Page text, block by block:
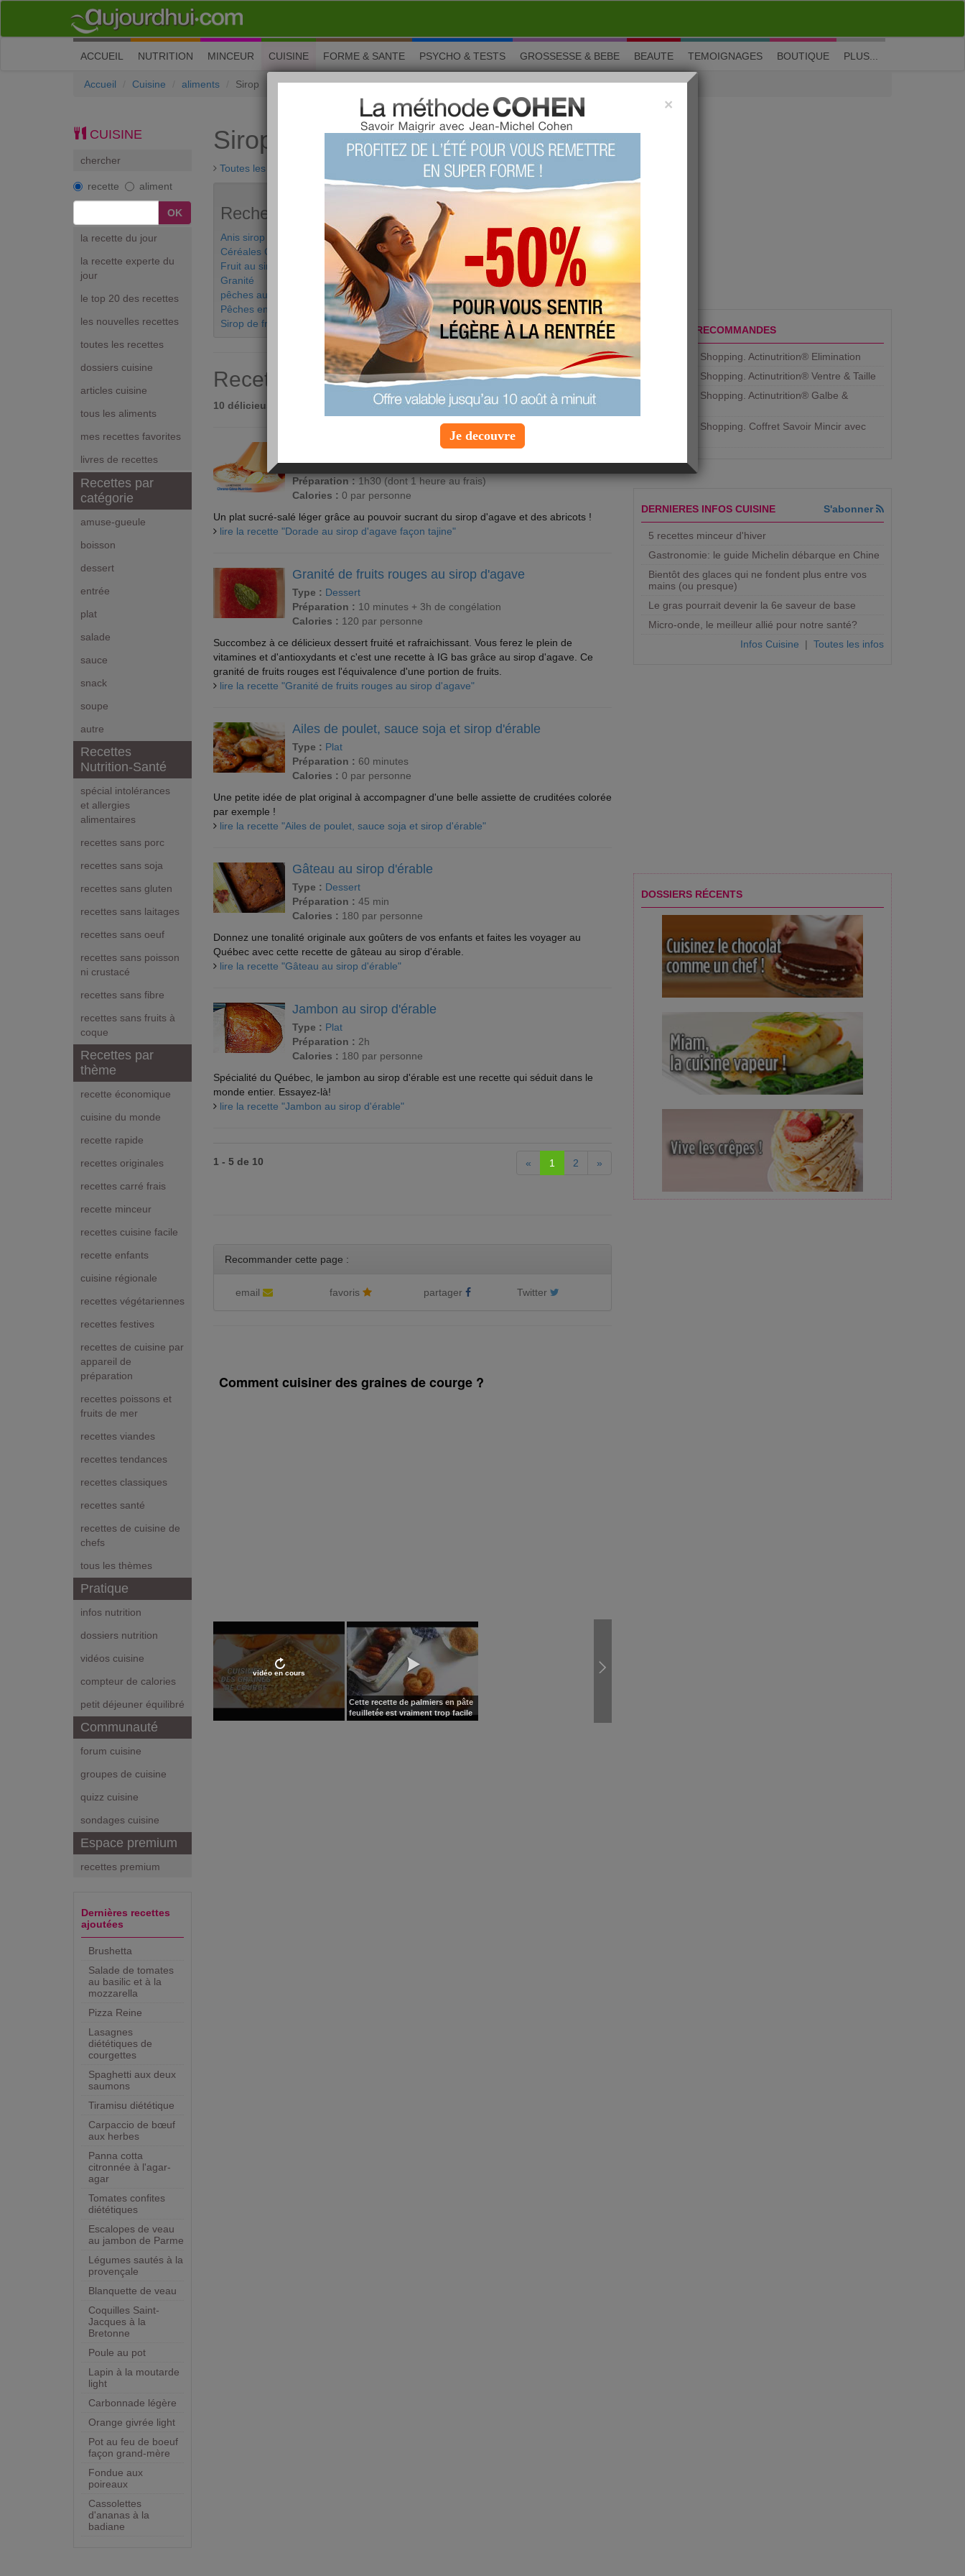
M'inscrire| Me connecter| ? Visite guidée
ACCUEIL (current)
NUTRITION MINCEUR CUISINE FORME & SANTE PSYCHO & TESTS GROSSESSE & BEBE BEAUTE TEMOIGNAGES BOUTIQUE PLUS...
Accueil Cuisine aliments Sirop
CUISINE
chercher
recette aliment
la recette du jour
la recette experte du
jour
le top 20 des recettes
les nouvelles recettes
toutes les recettes
dossiers cuisine
articles cuisine
tous les aliments
mes recettes favorites
livres de recettes
Recettes par
catégorie
amuse-gueule
boisson
dessert
entrée
plat
salade
sauce
snack
soupe
autre
Recettes
Nutrition-Santé
spécial intolérances
et allergies
alimentaires
recettes sans porc
recettes sans soja
recettes sans gluten
recettes sans laitages
recettes sans oeuf
recettes sans poisson
ni crustacé
recettes sans fibre
recettes sans fruits à
coque
Recettes par
thème
recette économique
cuisine du monde
recette rapide
recettes originales
recettes carré frais
recette minceur
recettes cuisine facile
recette enfants
cuisine régionale
recettes végétariennes
recettes festives
recettes de cuisine par
appareil de
préparation
recettes poissons et
fruits de mer
recettes viandes
recettes tendances
recettes classiques
recettes santé
recettes de cuisine de
chefs
tous les thèmes
Pratique
infos nutrition
dossiers nutrition
vidéos cuisine
compteur de calories
petit déjeuner équilibré
Communauté
forum cuisine
groupes de cuisine
quizz cuisine
sondages cuisine
Espace premium
recettes premium
Dernières recettes
ajoutées
Brushetta
Salade de tomates
au basilic et à la
mozzarella
Pizza Reine
Lasagnes
diététiques de
courgettes
Spaghetti aux deux
saumons
Tiramisu diététique
Carpaccio de bœuf
aux herbes
Panna cotta
citronnée à l'agar-
agar
Tomates confites
diététiques
Escalopes de veau
au jambon de Parme
Légumes sautés à la
provençale
Blanquette de veau
Coquilles Saint-
Jacques à la
Bretonne
Poule au pot
Lapin à la moutarde
light
Carbonnade légère
Orange givrée light
Pot au feu de boeuf
façon grand-mère
Fondue aux
poireaux
Cassolettes
d'ananas à la
badiane
Sirop
Toutes les discussions autour de sirop
Recherches apparentées à votre aliment :
Anis sirop
Céréales Country Crisp sirop d'érable et noix de pécan Jordans
Fruit au sirop
Granité
pêches au sirop
Pêches en sirop
Sirop de fraise
Recettes sirop
10 délicieuses recettes vous attendent
Dorade au sirop d'agave façon tajine
Type : Plat
Préparation :1h30 (dont 1 heure au frais)
Calories : 0 par personne
Un plat sucré-salé léger grâce au pouvoir sucrant du sirop d'agave et des abricots !
lire la recette "Dorade au sirop d'agave façon tajine"
Granité de fruits rouges au sirop d'agave
Type : Dessert
Préparation : 10 minutes + 3h de congélation
Calories : 120 par personne
Succombez à ce délicieux dessert fruité et rafraichissant. Vous ferez le plein de
vitamines et d'antioxydants et c'est une recette à IG bas grâce au sirop d'agave. Ce
granité de fruits rouges est l'équivalence d'une portion de fruits.
lire la recette "Granité de fruits rouges au sirop d'agave"
Ailes de poulet, sauce soja et sirop d'érable
Type : Plat
Préparation : 60 minutes
Calories : 0 par personne
Une petite idée de plat original à accompagner d'une belle assiette de cruditées colorée
par exemple !
lire la recette "Ailes de poulet, sauce soja et sirop d'érable"
Gâteau au sirop d'érable
Type : Dessert
Préparation : 45 min
Calories : 180 par personne
Donnez une tonalité originale aux goûters de vos enfants et faites les voyager au
Québec avec cette recette de gâteau au sirop d'érable.
lire la recette "Gâteau au sirop d'érable"
Jambon au sirop d'érable
Type : Plat
Préparation : 2h
Calories : 180 par personne
Spécialité du Québec, le jambon au sirop d'érable est une recette qui séduit dans le
monde entier. Essayez-là!
lire la recette "Jambon au sirop d'érable"
1 - 5 de 10 « 1 2 »
Recommander cette page :
email favoris partager Twitter
Comment cuisiner des graines de courge ?
vidéo en cours
Cette recette de palmiers en pâte
feuilletée est vraiment trop facile
PRODUITS RECOMMANDES
Aujourdhui Shopping. Actinutrition® Elimination
Aujourdhui Shopping. Actinutrition® Ventre & Taille
Aujourdhui Shopping. Actinutrition® Galbe &
Aujourdhui Shopping. ​Coffret Savoir Mincir avec
DERNIERES INFOS CUISINE S'abonner
5 recettes minceur d'hiver
Gastronomie: le guide Michelin débarque en Chine
Bientôt des glaces qui ne fondent plus entre vos
mains (ou presque)
Le gras pourrait devenir la 6e saveur de base
Micro-onde, le meilleur allié pour notre santé?
Infos Cuisine | Toutes les infos
DOSSIERS RÉCENTS
×
Je decouvre